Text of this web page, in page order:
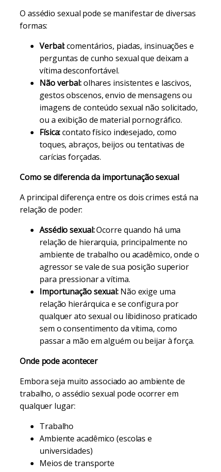
O assédio sexual pode se manifestar de diversas
formas:
Verbal:comentários, piadas, insinuações e
perguntas de cunho sexual que deixam a
vítima desconfortável.
Não verbal:olhares insistentes e lascivos,
gestos obscenos, envio de mensagens ou
imagens de conteúdo sexual não solicitado,
ou a exibição de material pornográfico.
Física:contato físico indesejado, como
toques, abraços, beijos ou tentativas de
carícias forçadas.
Como se diferencia da importunação sexual
A principal diferença entre os dois crimes está na
relação de poder:
Assédio sexual:Ocorre quando há uma
relação de hierarquia, principalmente no
ambiente de trabalho ou acadêmico, onde o
agressor se vale de sua posição superior
para pressionar a vítima.
Importunação sexual: Não exige uma
relação hierárquica e se configura por
qualquer ato sexual ou libidinoso praticado
sem o consentimento da vítima, como
passar a mão em alguém ou beijar à força.
Onde pode acontecer
Embora seja muito associado ao ambiente de
trabalho, o assédio sexual pode ocorrer em
qualquer lugar:
Trabalho
Ambiente acadêmico (escolas e
universidades)
Meios de transporte